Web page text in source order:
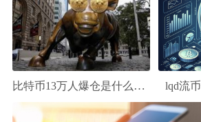
比特币13万人爆仓是什么意思 lqd流